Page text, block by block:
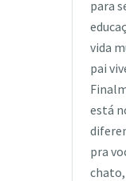
para
vida
pai
está
pra
chato,